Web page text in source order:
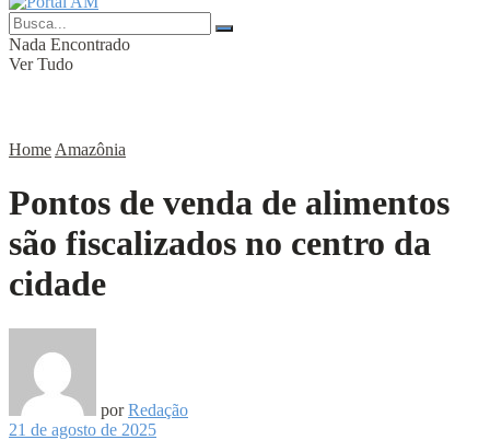
Nada Encontrado
Ver Tudo
Home Amazônia
Pontos de venda de alimentos
são fiscalizados no centro da
cidade
por Redação
21 de agosto de 2025